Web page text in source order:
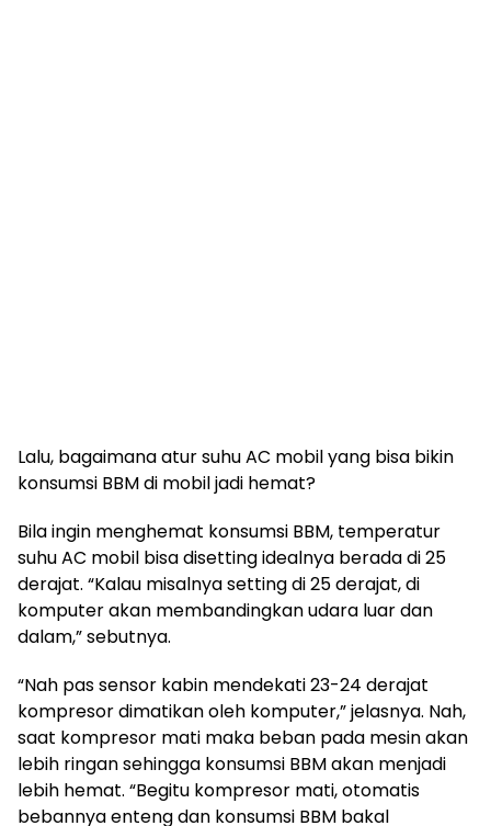
Lalu, bagaimana atur suhu AC mobil yang bisa bikin
konsumsi BBM di mobil jadi hemat?
Bila ingin menghemat konsumsi BBM, temperatur
suhu AC mobil bisa disetting idealnya berada di 25
derajat. “Kalau misalnya setting di 25 derajat, di
komputer akan membandingkan udara luar dan
dalam,” sebutnya.
“Nah pas sensor kabin mendekati 23-24 derajat
kompresor dimatikan oleh komputer,” jelasnya. Nah,
saat kompresor mati maka beban pada mesin akan
lebih ringan sehingga konsumsi BBM akan menjadi
lebih hemat. “Begitu kompresor mati, otomatis
bebannya enteng dan konsumsi BBM bakal